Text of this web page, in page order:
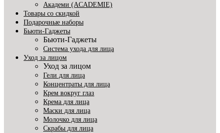
Академи (ACADEMIE)
Товары со скидкой
Подарочные наборы
Бьюти-Гаджеты
Бьюти-Гаджеты
Система ухода для лица
Уход за лицом
Уход за лицом
Гели для лица
Концентраты для лица
Крем вокруг глаз
Крема для лица
Маски для лица
Молочко для лица
Скрабы для лица